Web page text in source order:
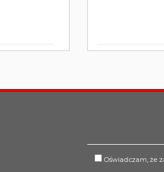
Oświadczam, że